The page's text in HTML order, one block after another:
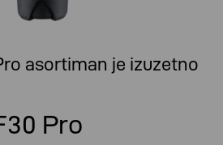
asortiman je izuzetno
Pro